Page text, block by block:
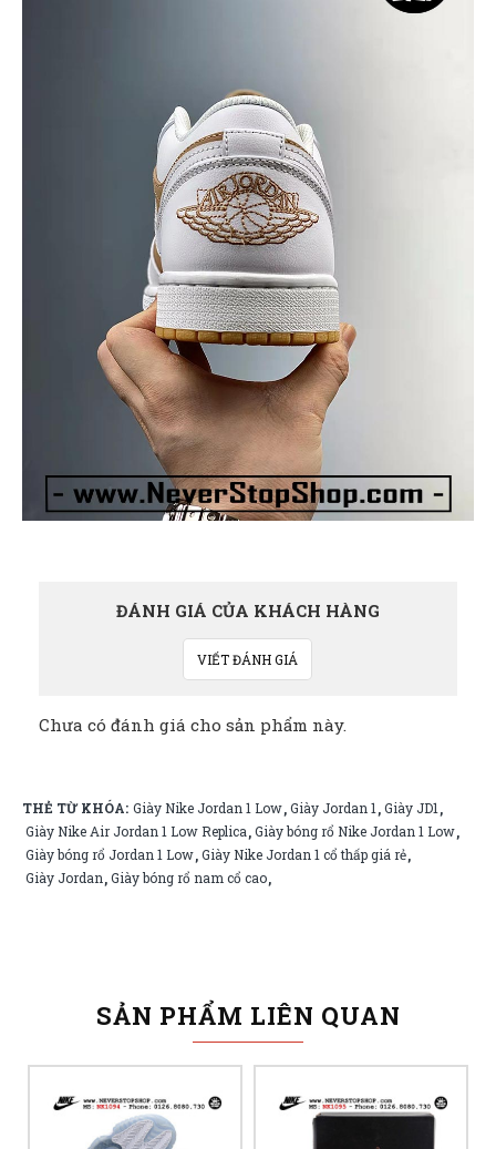
ĐÁNH GIÁ CỦA KHÁCH HÀNG
VIẾT ĐÁNH GIÁ
Chưa có đánh giá cho sản phẩm này.
THẺ TỪ KHÓA: Giày Nike Jordan 1 Low,Giày Jordan 1 ,Giày JD1 ,
Giày Nike Air Jordan 1 Low Replica,Giày bóng rổ Nike Jordan 1 Low,
Giày bóng rổ Jordan 1 Low,Giày Nike Jordan 1 cổ thấp giá rẻ,
Giày Jordan,Giày bóng rổ nam cổ cao,
SẢN PHẨM LIÊN QUAN